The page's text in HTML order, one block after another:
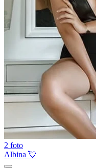
2 foto
Albina 💘